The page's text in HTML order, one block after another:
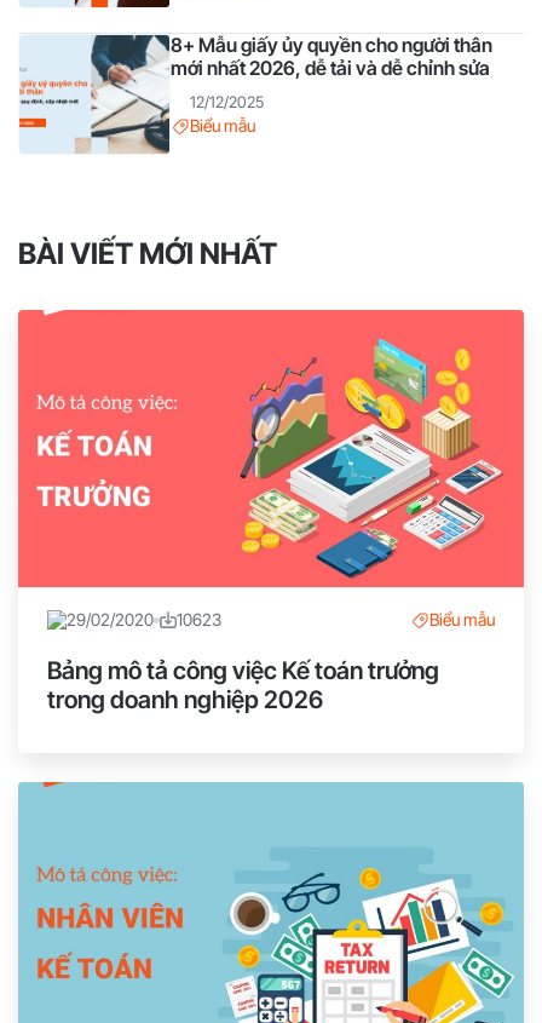
8+ Mẫu giấy ủy quyền cho người thân
mới nhất 2026, dễ tải và dễ chỉnh sửa
12/12/2025
Biểu mẫu
BÀI VIẾT MỚI NHẤT
Bảng mô tả công việc Kế toán trưởng
trong doanh nghiệp 2026
29/02/2020 10623 Biểu mẫu